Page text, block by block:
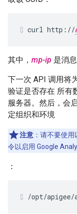
curl http://
其中， mp-ip 是消
下一次 API 调用将
验证是否存在 所有
服务器。然后，会
定组织和环境
注意 ：请不要使
令以启用 Google
：
/opt/